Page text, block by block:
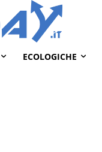
ECOLOGICHE